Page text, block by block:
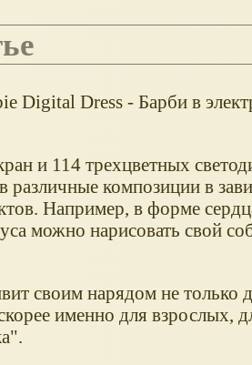
Digital Dress - Барби в
и 114 трехцветных
различные композиции в
Например, в форме
можно нарисовать свой
своим нарядом не только
именно для взрослых,